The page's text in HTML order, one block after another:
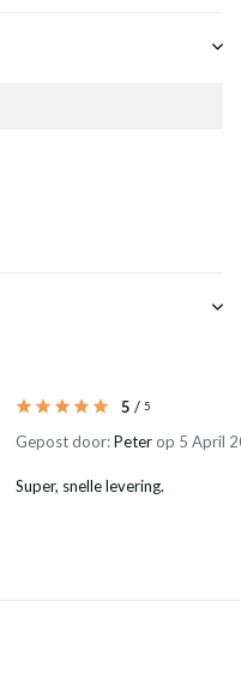
5 / 5
Gepost door:Peter op 5 April
Super, snelle levering.